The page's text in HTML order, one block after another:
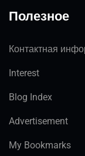
Полезное
Контактная
Interest
Blog Index
Advertisement
My Bookmarks